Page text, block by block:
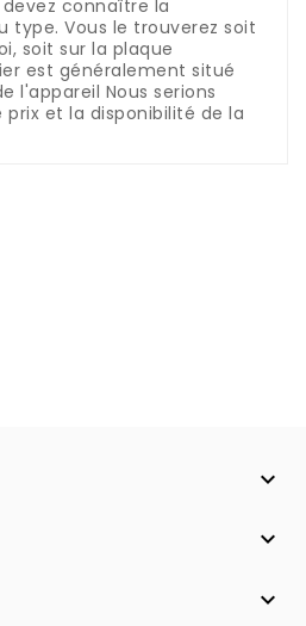
connaître la
type. Vous le trouverez soit
soit sur la plaque
est généralement situé
l'appareil Nous serions
et la disponibilité de la


